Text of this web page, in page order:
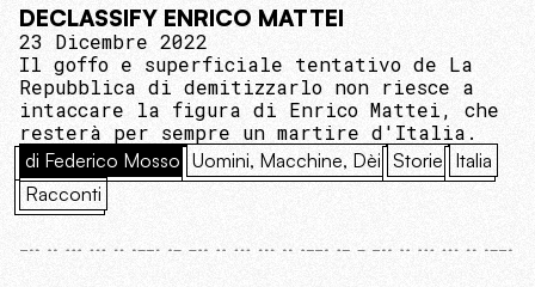
DECLASSIFY ENRICO MATTEI
23 Dicembre 2022
Il goffo e superficiale tentativo de La
Repubblica di demitizzarlo non riesce a
intaccare la figura di Enrico Mattei, che
resterà per sempre un martire d'Italia.
di Federico Mosso Uomini, Macchine, Dèi Storie Italia
Racconti